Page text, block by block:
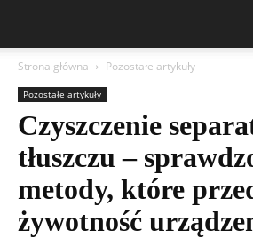
Strona główna Pozostałe artykuły
Pozostałe artykuły
Czyszczenie
tłuszczu –
metody, które
żywotność